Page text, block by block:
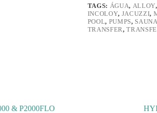
TAGS: ÁGUA, ALLOY
INCOLOY, JACUZZI,
POOL, PUMPS, SAUNA
TRANSFER,